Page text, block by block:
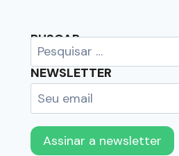
BUSCAR
NEWSLETTER